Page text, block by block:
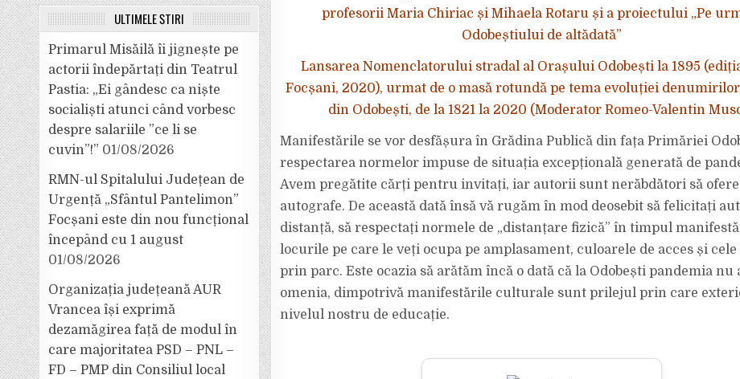
profesorii Maria Chiriac și Mihaela Rotaru și a proiectului „Pe
Odobeștiului de altădată”
Lansarea Nomenclatorului stradal al Orașului Odobești la 1895
Focșani, 2020), urmat de o masă rotundă pe tema evoluției
din Odobești, de la 1821 la 2020 (Moderator Romeo-Valentin
Manifestările se vor desfășura în Grădina Publică din fața Primăriei
respectarea normelor impuse de situația excepțională generată de
Avem pregătite cărți pentru invitați, iar autorii sunt nerăbdători să ofere
autografe. De această dată însă vă rugăm în mod deosebit să felicitați
distanță, să respectați normele de „distanțare fizică” în timpul
locurile pe care le veți ocupa pe amplasament, culoarele de acces și
prin parc. Este ocazia să arătăm încă o dată că la Odobești pandemia nu
omenia, dimpotrivă manifestările culturale sunt prilejul prin care
nivelul nostru de educație.
ULTIMELE ȘTIRI
Primarul Misăilă îi jignește pe
actorii îndepărtați din Teatrul
Pastia: „Ei gândesc ca niște
socialiști atunci când vorbesc
despre salariile ”ce li se
cuvin”!” 01/08/2026
RMN-ul Spitalului Județean de
Urgență „Sfântul Pantelimon”
Focșani este din nou funcțional
începând cu 1 august
01/08/2026
Organizația județeană AUR
Vrancea își exprimă
dezamăgirea față de modul în
care majoritatea PSD – PNL –
FD – PMP din Consiliul local